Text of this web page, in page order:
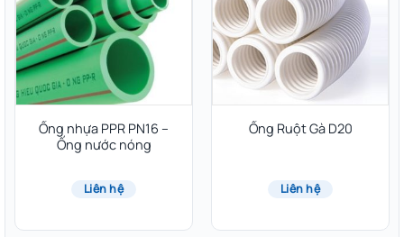
Ống nhựa PPR PN16 –
Ống nước nóng
Liên hệ
Ống Ruột Gà D20
Liên hệ